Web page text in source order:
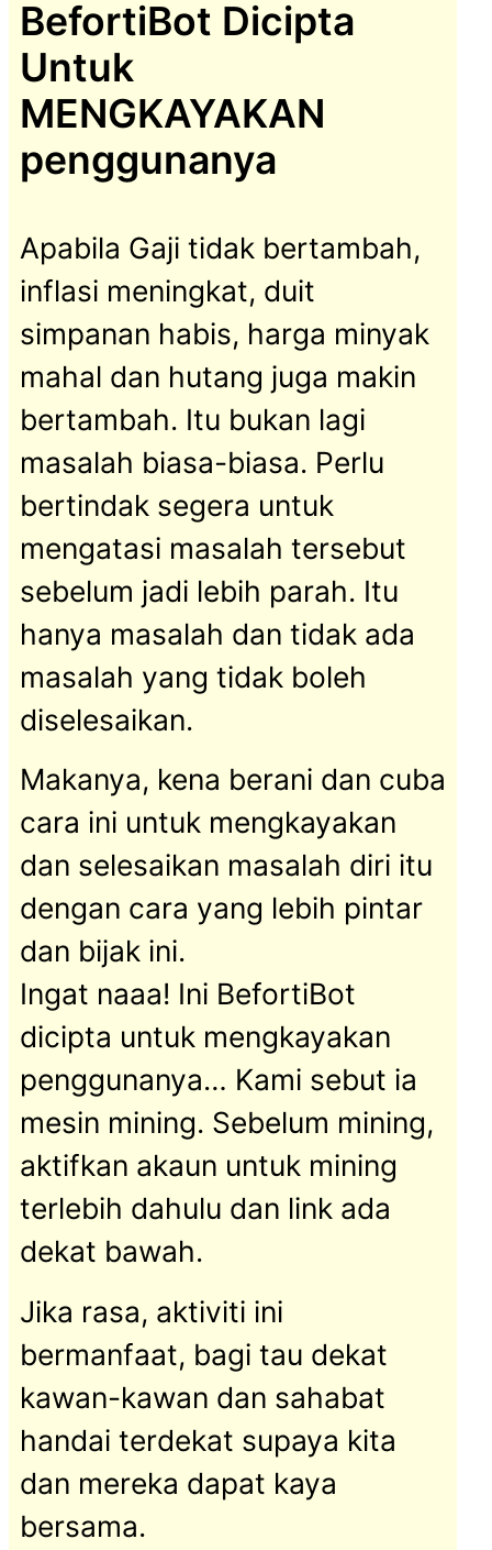
BefortiBot Dicipta
Untuk
MENGKAYAKAN
penggunanya
Apabila Gaji tidak bertambah,
inflasi meningkat, duit
simpanan habis, harga minyak
mahal dan hutang juga makin
bertambah. Itu bukan lagi
masalah biasa-biasa. Perlu
bertindak segera untuk
mengatasi masalah tersebut
sebelum jadi lebih parah. Itu
hanya masalah dan tidak ada
masalah yang tidak boleh
diselesaikan.
Makanya, kena berani dan cuba
cara ini untuk mengkayakan
dan selesaikan masalah diri itu
dengan cara yang lebih pintar
dan bijak ini.
Ingat naaa! Ini BefortiBot
dicipta untuk mengkayakan
penggunanya… Kami sebut ia
mesin mining. Sebelum mining,
aktifkan akaun untuk mining
terlebih dahulu dan link ada
dekat bawah.
Jika rasa, aktiviti ini
bermanfaat, bagi tau dekat
kawan-kawan dan sahabat
handai terdekat supaya kita
dan mereka dapat kaya
bersama.